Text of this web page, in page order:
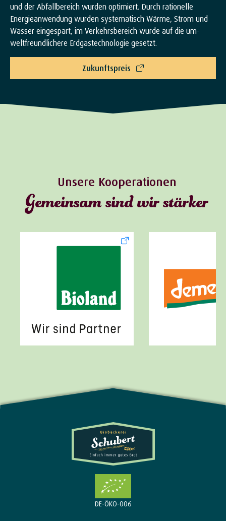
und der Abfallbereich wurden optimiert. Durch rationelle
Energieanwendung wurden systematisch Wärme, Strom und
Wasser eingespart, im Verkehrsbereich wurde auf die um-
weltfreundlichere Erdgastechnologie gesetzt.
Zukunftspreis
Unsere Kooperationen
Gemeinsam sind wir stärker
DE-ÖKO-006